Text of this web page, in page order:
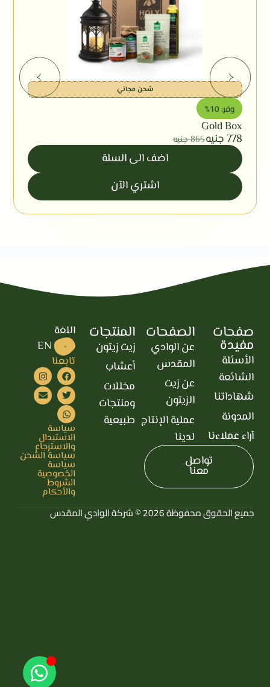
شحن مجاني
وفر: 10%
Gold Box
865جنيه 778جنيه
اضف الى السلة
اشتري الآن
صفحات
مفيدة
الأسئلة
الشائعة
شهاداتنا
المدونة
آراء عملاءنا
تواصل
معنا
الصفحات
عن الوادي
المقدس
عن زيت
الزيتون
عملية الإنتاج
لدينا
المنتجات
زيت زيتون
أعشاب
مخللات
ومنتجات
طبيعية
اللغة
AR
EN
تابعنا
سياسة
الاستبدال
والاسترجاع
سياسة الشحن
سياسة
الخصوصية
الشروط
والأحكام
جميع الحقوق محفوظة 2026 © شركة الوادي المقدس